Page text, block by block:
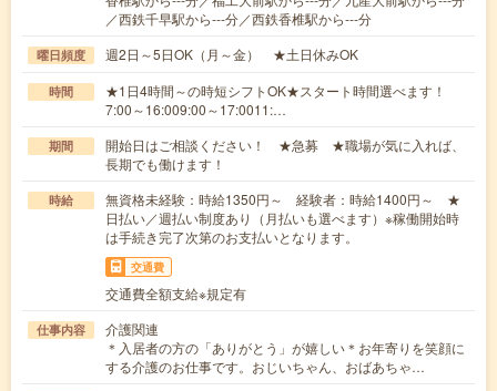
／西鉄千早駅から---分／西鉄香椎駅から---分
曜日頻度 週2日～5日OK（月～金） ★土日休みOK
時間
★1日4時間～の時短シフトOK★スタート時間選べます！
7:00～16:009:00～17:0011:…
期間
開始日はご相談ください！ ★急募 ★職場が気に入れば、
長期でも働けます！
時給
無資格未経験：時給1350円～ 経験者：時給1400円～ ★
日払い／週払い制度あり（月払いも選べます）※稼働開始時
は手続き完了次第のお支払いとなります。
交通費
交通費全額支給※規定有
仕事内容
介護関連
＊入居者の方の「ありがとう」が嬉しい＊お年寄りを笑顔に
する介護のお仕事です。おじいちゃん、おばあちゃ…